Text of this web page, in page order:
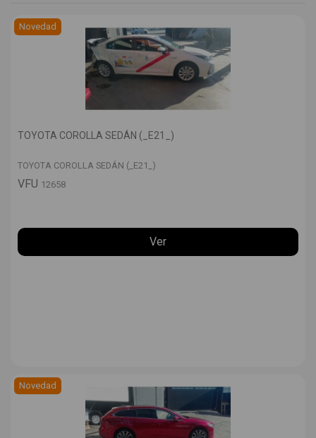
Novedad
TOYOTA COROLLA SEDÁN (_E21_)
TOYOTA COROLLA SEDÁN (_E21_)
VFU 12658
Ver
Novedad